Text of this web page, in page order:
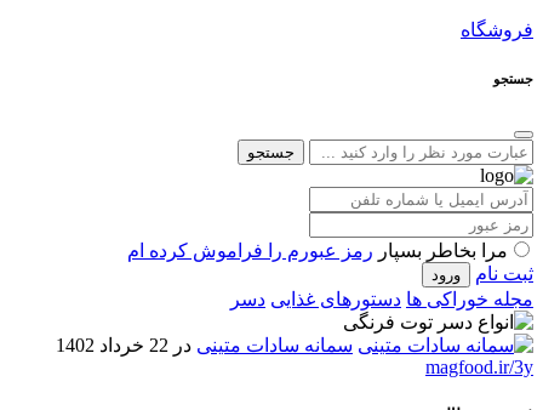
فروشگاه
جستجو
جستجو
مرا بخاطر بسپار رمز عبورم را فراموش کرده ام
ثبت نام
مجله خوراکی ها دستورهای غذایی دسر
سمانه سادات متینی در 22 خرداد 1402
magfood.ir/3y